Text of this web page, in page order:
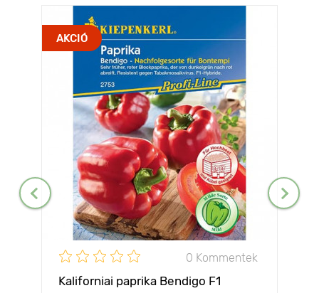
AKCIÓ
0 Kommentek
Kaliforniai paprika Bendigo F1